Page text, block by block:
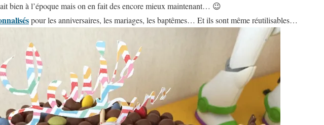
bien à l’époque mais on en fait des encore mieux maintenant… 😉
pour les anniversaires, les mariages, les baptêmes… Et ils sont même réutilisables…